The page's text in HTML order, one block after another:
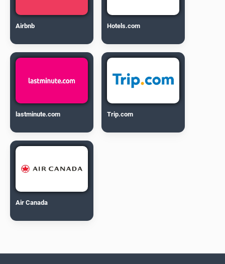
Airbnb Hotels.com
lastminute.com Trip.com
Air Canada